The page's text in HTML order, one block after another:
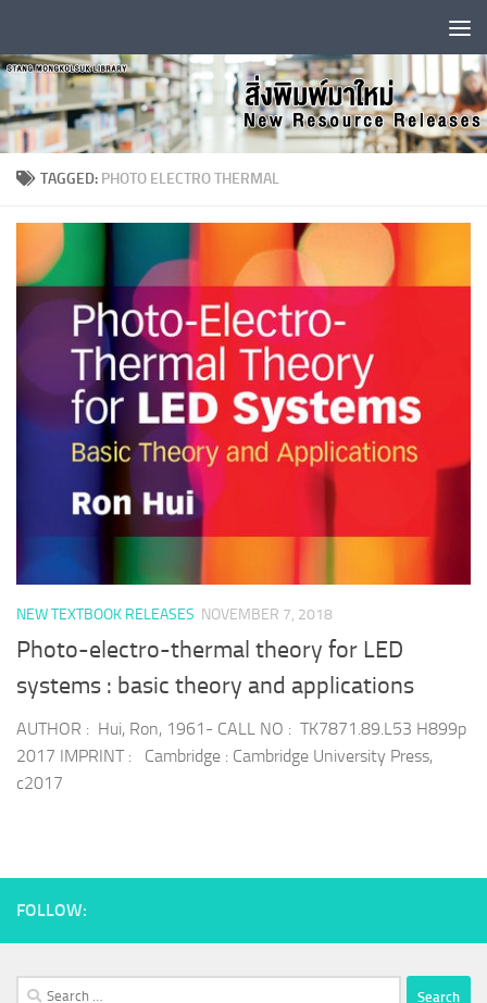
TAGGED: PHOTO ELECTRO THERMAL
NEW TEXTBOOK RELEASES NOVEMBER 7, 2018
Photo-electro-thermal theory for LED
systems : basic theory and applications
AUTHOR : Hui, Ron, 1961- CALL NO : TK7871.89.L53 H899p
2017 IMPRINT : Cambridge : Cambridge University Press,
c2017
FOLLOW:
Search